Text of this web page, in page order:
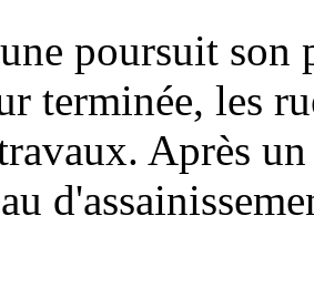
poursuit
terminée, les
Après un